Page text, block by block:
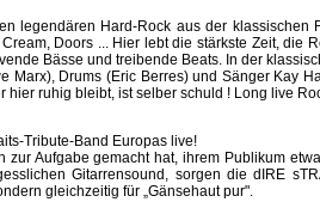
legendären Hard-Rock aus der klassischen
Doors ... Hier lebt die stärkste Zeit, die
Bässe und treibende Beats. In der
Marx), Drums (Eric Berres) und Sänger Kay
ruhig bleibt, ist selber schuld ! Long live
Tribute-Band Europas live!
zur Aufgabe gemacht hat, ihrem Publikum
Gitarrensound, sorgen die dIRE
gleichzeitig für „Gänsehaut pur".